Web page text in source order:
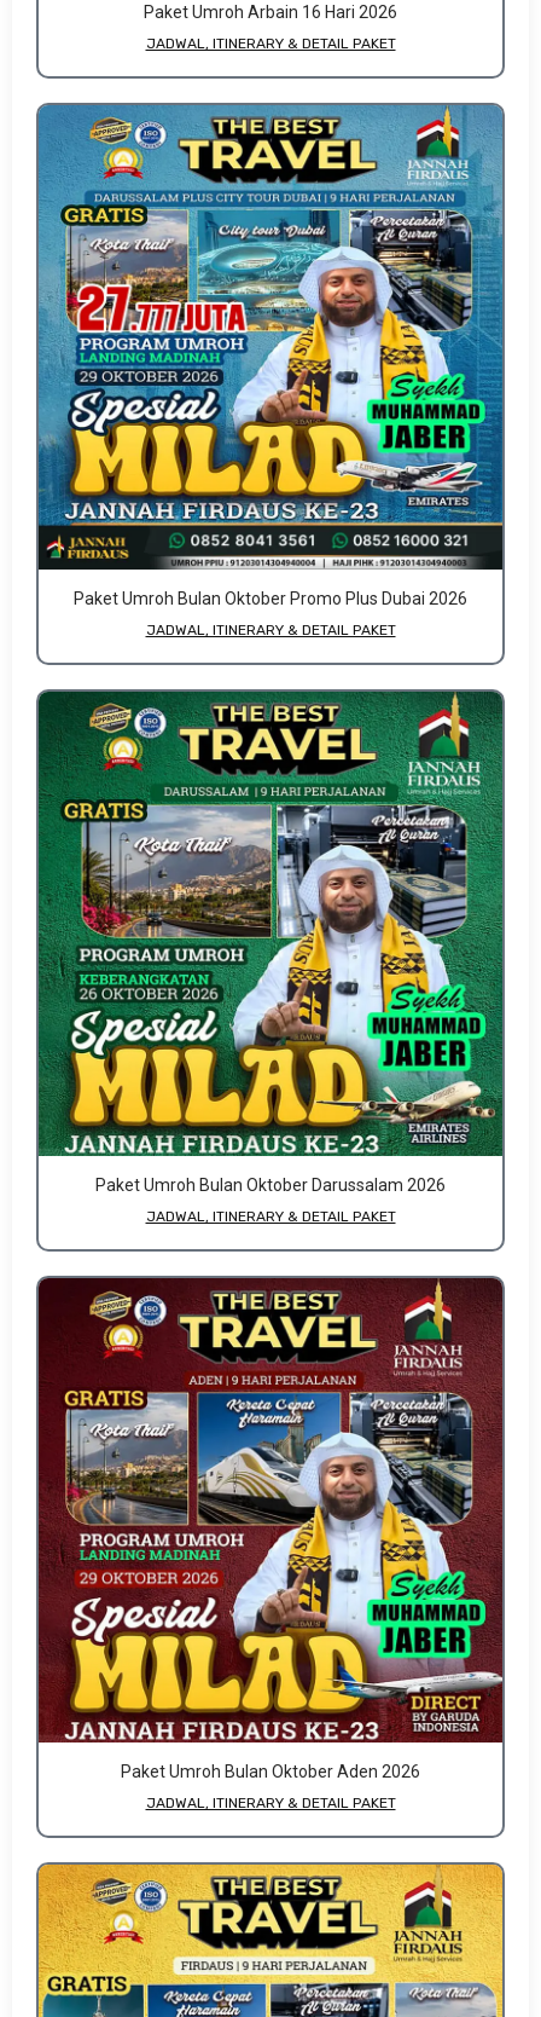
Paket Umroh Arbain 16 Hari 2026
JADWAL, ITINERARY & DETAIL PAKET
Paket Umroh Bulan Oktober Promo Plus Dubai 2026
JADWAL, ITINERARY & DETAIL PAKET
Paket Umroh Bulan Oktober Darussalam 2026
JADWAL, ITINERARY & DETAIL PAKET
Paket Umroh Bulan Oktober Aden 2026
JADWAL, ITINERARY & DETAIL PAKET